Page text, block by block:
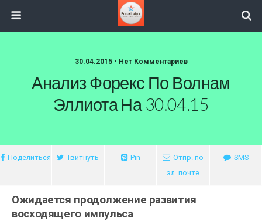
30.04.2015 • Нет Комментариев
Анализ Форекс По Волнам
Эллиота На 30.04.15
Поделиться Твитнуть Pin
Отпр. по
эл. почте
SMS
Ожидается продолжение развития
восходящего импульса